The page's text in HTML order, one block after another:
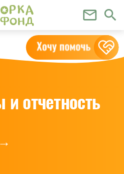
mail_outline search
отчетность